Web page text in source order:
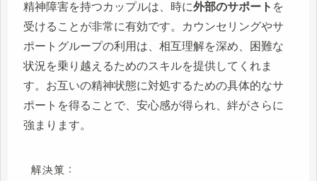
精神障害を持つカップルは、時に外部のサポート を
受けることが非常に有効です。カウンセリングやサ
ポートグループの利用は、相互理解を深め、困難な
状況を乗り越えるためのスキルを提供してくれま
す。お互いの精神状態に対処するための具体的なサ
ポートを得ることで、安心感が得られ、絆がさらに
強まります。
解決策：